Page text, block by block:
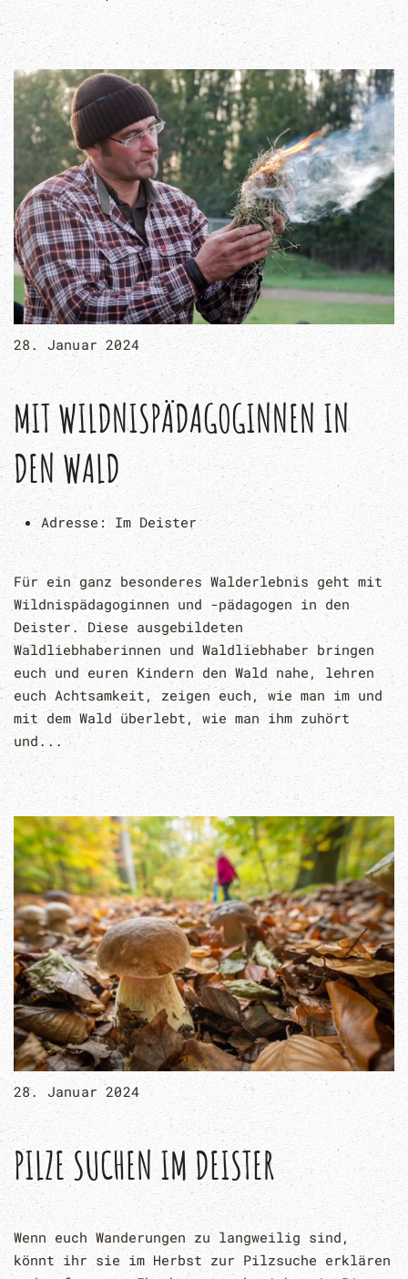
28. Januar 2024
MIT WILDNISPÄDAGOGINNEN IN
DEN WALD
Adresse: Im Deister
Für ein ganz besonderes Walderlebnis geht mit
Wildnispädagoginnen und -pädagogen in den
Deister. Diese ausgebildeten
Waldliebhaberinnen und Waldliebhaber bringen
euch und euren Kindern den Wald nahe, lehren
euch Achtsamkeit, zeigen euch, wie man im und
mit dem Wald überlebt, wie man ihm zuhört
und...
28. Januar 2024
PILZE SUCHEN IM DEISTER
Wenn euch Wanderungen zu langweilig sind,
könnt ihr sie im Herbst zur Pilzsuche erklären